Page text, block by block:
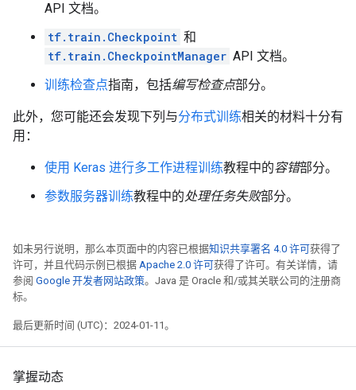
Start of epoch 2
Checkpoint saved to /tmpfs/tmp/tmpevop81wu/ckpt-11
Training loss at step 0: 2.4057834148406982
Checkpoint saved to /tmpfs/tmp/tmpevop81wu/ckpt-12
Training loss at step 1: 2.4041085243225098
Checkpoint saved to /tmpfs/tmp/tmpevop81wu/ckpt-13
Training loss at step 2: 2.401327610015869
Checkpoint saved to /tmpfs/tmp/tmpevop81wu/ckpt-14
Training loss at step 3: 2.4010281562805176
Checkpoint saved to /tmpfs/tmp/tmpevop81wu/ckpt-15
Training loss at step 4: 2.398888111114502
Start of epoch 3
Checkpoint saved to /tmpfs/tmp/tmpevop81wu/ckpt-17
Training loss at step 1: 2.396275043487549
Checkpoint saved to /tmpfs/tmp/tmpevop81wu/ckpt-18
Training loss at step 2: 2.3937087059020996
Checkpoint saved to /tmpfs/tmp/tmpevop81wu/ckpt-19
Training loss at step 3: 2.393911361694336
Checkpoint saved to /tmpfs/tmp/tmpevop81wu/ckpt-20
Training loss at step 4: 2.3919384479522705
API 文档。
tf.train.Checkpoint 和
tf.train.CheckpointManager API 文档。
训练检查点指南，包括编写检查点部分。
此外，您可能还会发现下列与分布式训练相关的材料十分有
用：
使用 Keras 进行多工作进程训练教程中的容错部分。
参数服务器训练教程中的处理任务失败部分。
如未另行说明，那么本页面中的内容已根据知识共享署名 4.0 许可获得了
许可，并且代码示例已根据 Apache 2.0 许可获得了许可。有关详情，请
参阅 Google 开发者网站政策。Java 是 Oracle 和/或其关联公司的注册商
标。
最后更新时间 (UTC)：2024-01-11。
掌握动态